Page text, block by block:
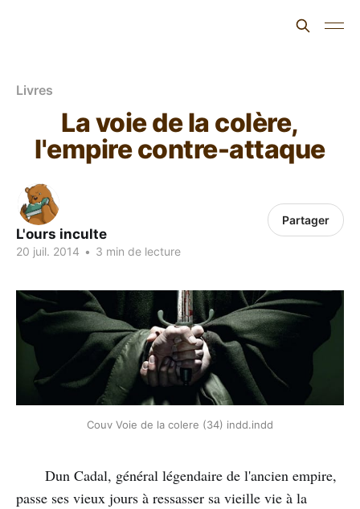
Livres
La voie de la colère,
l'empire contre-attaque
L'ours inculte
20 juil. 2014 • 3 min de lecture
Partager
Couv Voie de la colere (34) indd.indd
Dun Cadal, général légendaire de l'ancien empire,
passe ses vieux jours à ressasser sa vieille vie à la